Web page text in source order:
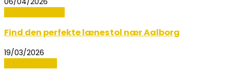
Find den perfekte lænestol nær Aalborg
19/03/2026